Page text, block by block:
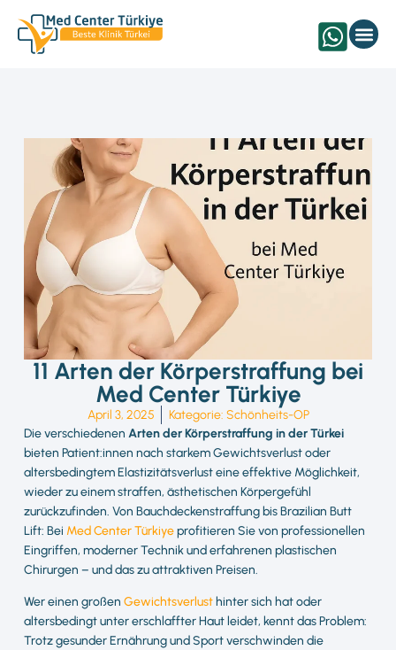
11 Arten der Körperstraffung bei
Med Center Türkiye
April 3, 2025 Kategorie: Schönheits-OP
Die verschiedenen Arten der Körperstraffung in der Türkei
bieten Patient:innen nach starkem Gewichtsverlust oder
altersbedingtem Elastizitätsverlust eine effektive Möglichkeit,
wieder zu einem straffen, ästhetischen Körpergefühl
zurückzufinden. Von Bauchdeckenstraffung bis Brazilian Butt
Lift: Bei Med Center Türkiyeprofitieren Sie von professionellen
Eingriffen, moderner Technik und erfahrenen plastischen
Chirurgen – und das zu attraktiven Preisen.
Wer einen großen Gewichtsverlusthinter sich hat oder
altersbedingt unter erschlaffter Haut leidet, kennt das Problem:
Trotz gesunder Ernährung und Sport verschwinden die